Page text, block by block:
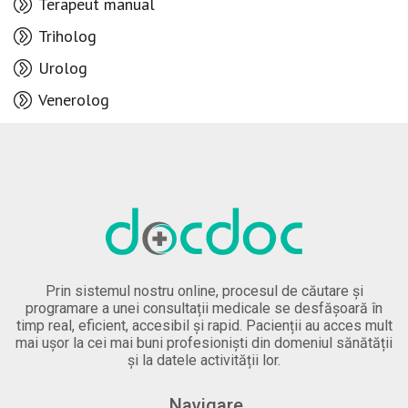
Triholog
Urolog
Venerolog
Prin sistemul nostru online, procesul de căutare și
programare a unei consultații medicale se desfășoară în
timp real, eficient, accesibil și rapid. Pacienții au acces mult
mai ușor la cei mai buni profesioniști din domeniul sănătății
și la datele activității lor.